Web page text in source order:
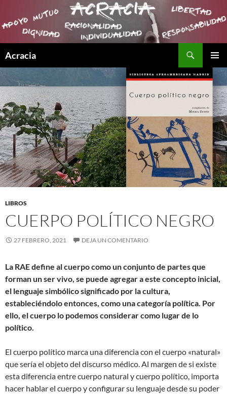
Acracia
CONTENIDO
LIBROS
CUERPO POLÍTICO NEGRO
27 FEBRERO, 2021 DEJA UN COMENTARIO
La RAE define al cuerpo como un conjunto de partes que
forman un ser vivo, se puede agregar a este concepto inicial,
el lenguaje simbólico significado por la cultura,
estableciéndolo entonces, como una categoría política. Por
ello, el cuerpo lo podemos considerar como lugar de lo
político.
El cuerpo político marca una diferencia con el cuerpo «natural»
que sería el objeto del discurso médico. Al margen de si existe
esta diferencia entre cuerpo natural y cuerpo político, importa
hacer hablar el cuerpo y configurar su lenguaje desde su poder